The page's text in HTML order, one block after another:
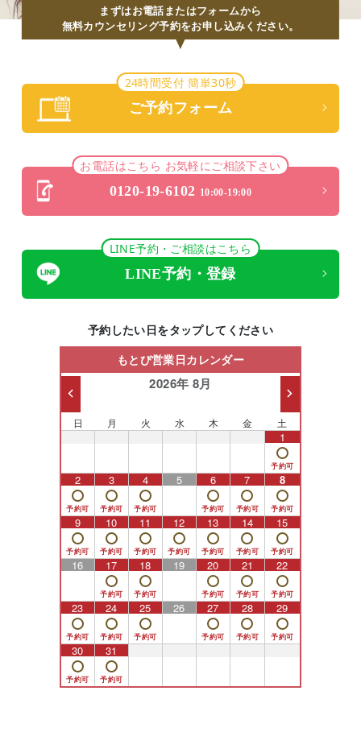
まずはお電話またはフォームから
無料カウンセリング予約をお申し込みください。
24時間受付 簡単30秒
ご予約フォーム
お電話はこちら お気軽にご相談下さい
0120-19-6102 10:00-19:00
LINE予約・ご相談はこちら
LINE予約・登録
予約したい日をタップしてください
もとび営業日カレンダー
2026年 8月
日 月 火 水 木 金 土
1
2 3 4 5 6 7 8
9 10 11 12 13 14 15
16 17 18 19 20 21 22
23 24 25 26 27 28 29
30 31